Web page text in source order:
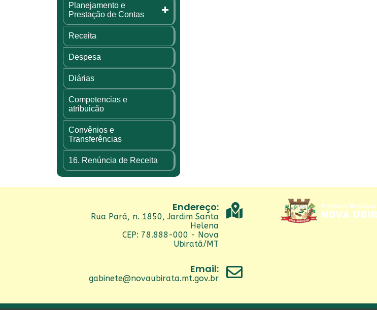
Planejamento e
Prestação de Contas
Receita
Despesa
Diárias
Competencias e
atribuicão
Convênios e
Transferências
16. Renúncia de Receita
Endereço:
Rua Pará, n. 1850, Jardim Santa
Helena
CEP: 78.888-000 - Nova
Ubiratã/MT
Email:
gabinete@novaubirata.mt.gov.br